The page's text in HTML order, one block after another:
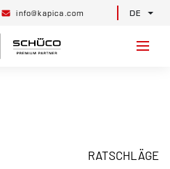
info@kapica.com DE
RATSCHLÄGE